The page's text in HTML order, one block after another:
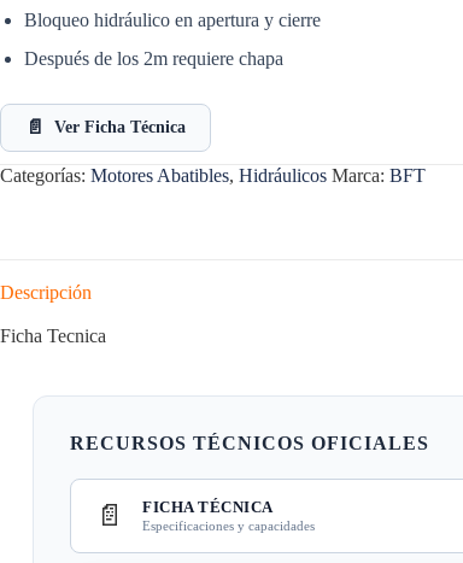
Bloqueo hidráulico en apertura y cierre
Después de los 2m requiere chapa
📄 Ver Ficha Técnica
Categorías: Motores Abatibles, Hidráulicos Marca: BFT
Descripción
Ficha Tecnica
RECURSOS TÉCNICOS OFICIALES
📄 FICHA TÉCNICA
Especificaciones y capacidades